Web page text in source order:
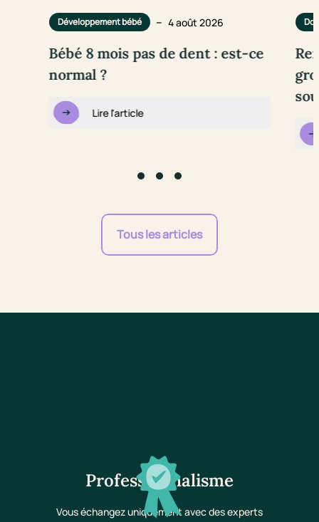
Développement bébé – 4 août 2026
Bébé 8 mois pas de dent : est-ce
normal ?
Lire l'article
Tous les articles
Professionnalisme
Vous échangez uniquement avec des experts